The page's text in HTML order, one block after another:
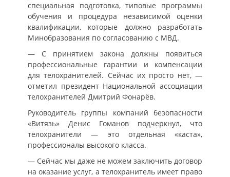
специальная подготовка, типовые программы
обучения и процедура независимой оценки
квалификации, которые должно разработать
Минобразования по согласованию с МВД.
— С принятием закона должны появиться
профессиональные гарантии и компенсации
для телохранителей. Сейчас их просто нет, —
отметил президент Национальной ассоциации
телохранителей Дмитрий Фонарёв.
Руководитель группы компаний безопасности
«Витязь» Денис Гоманов подчеркнул, что
телохранители — это отдельная «каста»,
профессионалы высокого класса.
— Сейчас мы даже не можем заключить договор
на оказание услуг, а телохранитель имеет право